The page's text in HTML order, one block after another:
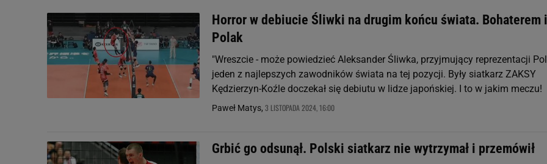
Horror w debiucie Śliwki na drugim końcu świata. Bohaterem
Polak
"Wreszcie - może powiedzieć Aleksander Śliwka, przyjmujący reprezentacji
jeden z najlepszych zawodników świata na tej pozycji. Były siatkarz ZAKSY
Kędzierzyn-Koźle doczekał się debiutu w lidze japońskiej. I to w jakim meczu!
Paweł Matys, 3 LISTOPADA 2024, 16:00
Grbić go odsunął. Polski siatkarz nie wytrzymał i przemówił